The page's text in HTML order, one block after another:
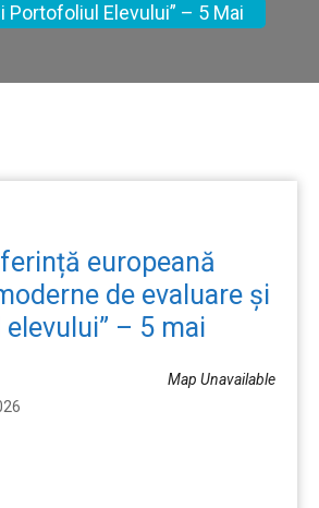
Portofoliul Elevului” – 5 Mai
europeană
de evaluare și
– 5 mai
Map Unavailable